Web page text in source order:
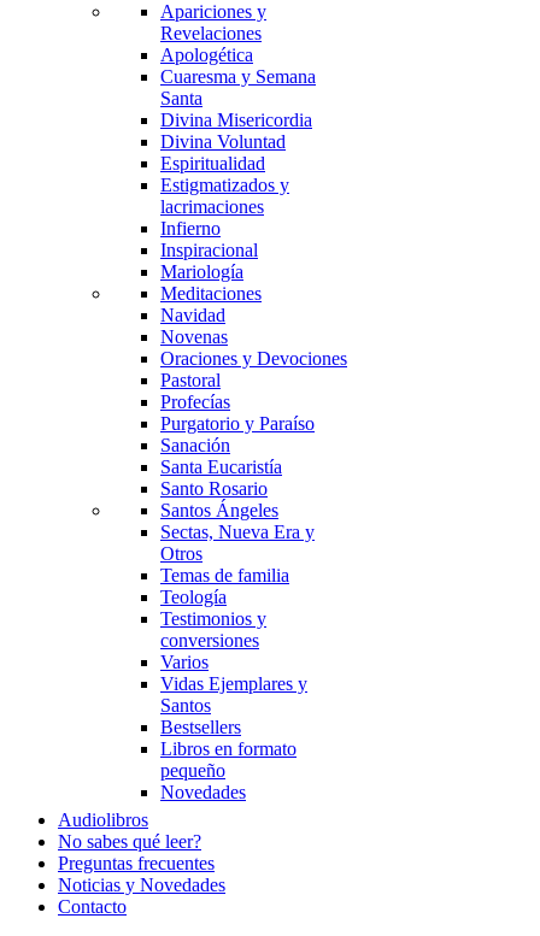
Apariciones y
Revelaciones
Apologética
Cuaresma y Semana
Santa
Divina Misericordia
Divina Voluntad
Espiritualidad
Estigmatizados y
lacrimaciones
Infierno
Inspiracional
Mariología
Meditaciones
Navidad
Novenas
Oraciones y Devociones
Pastoral
Profecías
Purgatorio y Paraíso
Sanación
Santa Eucaristía
Santo Rosario
Santos Ángeles
Sectas, Nueva Era y
Otros
Temas de familia
Teología
Testimonios y
conversiones
Varios
Vidas Ejemplares y
Santos
Bestsellers
Libros en formato
pequeño
Novedades
Audiolibros
No sabes qué leer?
Preguntas frecuentes
Noticias y Novedades
Contacto